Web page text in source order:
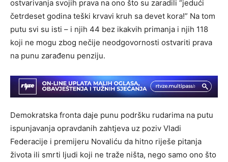
ostvarivanja svojih prava na ono što su zaradili “jedući
četrdeset godina teški krvavi kruh sa devet kora!” Na tom
putu svi su isti – i njih 44 bez ikakvih primanja i njih 118
koji ne mogu zbog nečije neodgovornosti ostvariti prava
na punu zarađenu penziju.
Demokratska fronta daje punu podršku rudarima na putu
ispunjavanja opravdanih zahtjeva uz poziv Vladi
Federacije i premijeru Novaliću da hitno riješe pitanja
života ili smrti ljudi koji ne traže ništa, nego samo ono što